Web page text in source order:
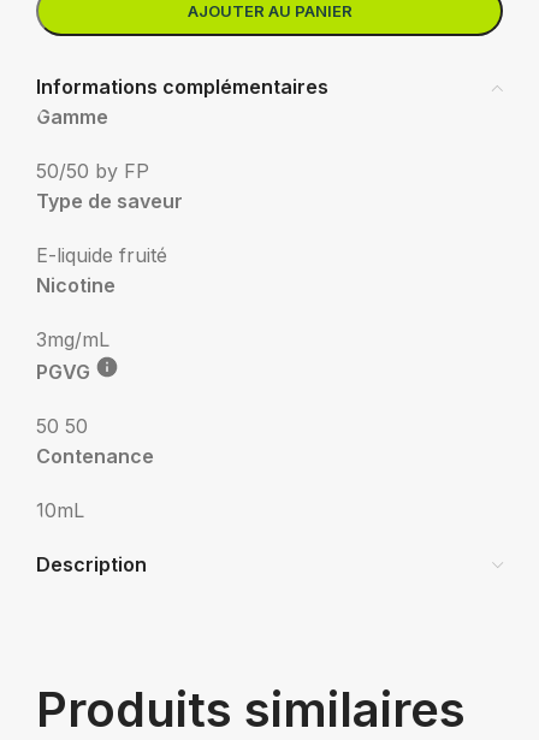
AJOUTER AU PANIER
Informations complémentaires
Gamme
50/50 by FP
Type de saveur
E-liquide fruité
Nicotine
3mg/mL
PGVG
50 50
Contenance
10mL
Description
Produits similaires